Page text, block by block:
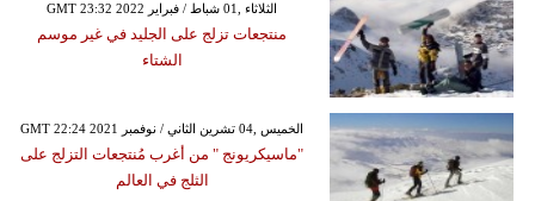
GMT 23:32 2022 الثلاثاء ,01 شباط / فبراير
منتجعات تزلج على الجليد في غير موسم
الشتاء
GMT 22:24 2021 الخميس ,04 تشرين الثاني / نوفمبر
"ماسيكريونج " من أغرب مُنتجعات التزلج على
الثلج في العالم